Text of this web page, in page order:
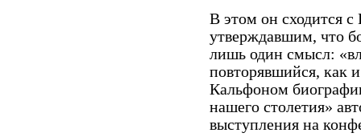
В этом он сходится
утверждавшим, что
лишь один смысл:
повторявшийся, как
Кальфоном
нашего столетия»
выступления на